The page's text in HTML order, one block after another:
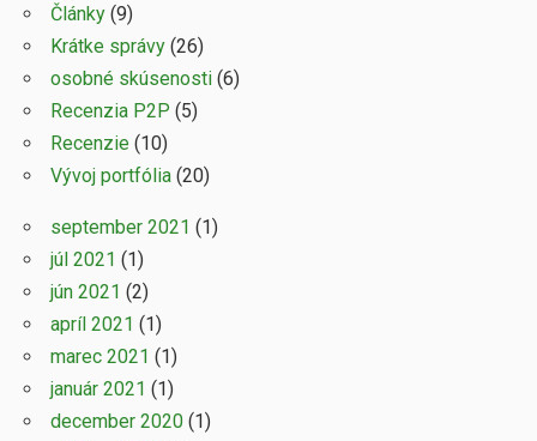
Články(9)
Krátke správy(26)
osobné skúsenosti(6)
Recenzia P2P (5)
Recenzie (10)
Vývoj portfólia(20)
september 2021 (1)
júl 2021 (1)
jún 2021 (2)
apríl 2021 (1)
marec 2021 (1)
január 2021 (1)
december 2020(1)